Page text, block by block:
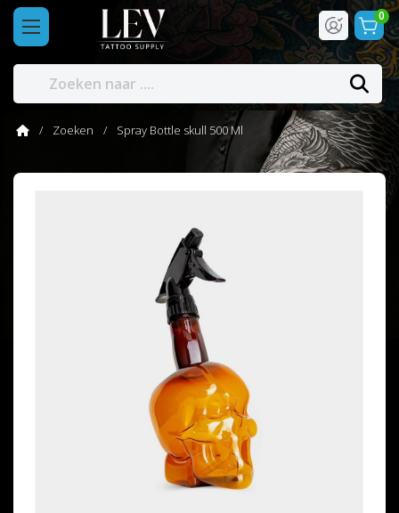
0
Zoeken Spray Bottle skull 500 Ml